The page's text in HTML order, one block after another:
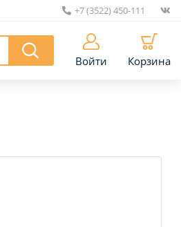
+7 (3522) 450-111
Войти Корзина